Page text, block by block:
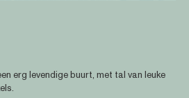
erg levendige buurt, met tal van leuke